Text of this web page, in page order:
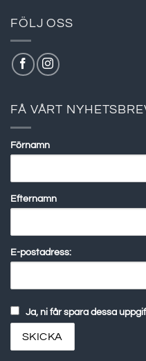
FÖLJ OSS
FÅ VÅRT
Förnamn
Efternamn
E-postadress:
Ja, ni får spara dessa